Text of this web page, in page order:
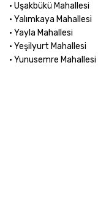
• Uşakbükü Mahallesi
• Yalımkaya Mahallesi
• Yayla Mahallesi
• Yeşilyurt Mahallesi
• Yunusemre Mahallesi